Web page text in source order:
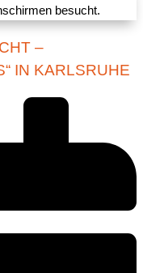
–
IN KARLSRUHE